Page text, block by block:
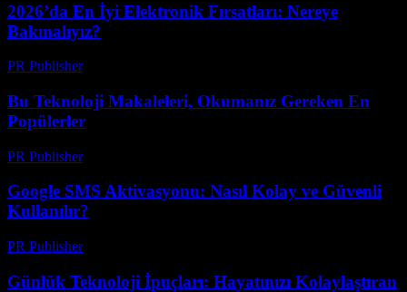
2026’da En İyi Elektronik Fırsatları: Nereye
Bakmalıyız?
PR Publisher-
Bu Teknoloji Makaleleri, Okumanız Gereken En
Popülerler
PR Publisher-
Google SMS Aktivasyonu: Nasıl Kolay ve Güvenli
Kullanılır?
PR Publisher-
Günlük Teknoloji İpuçları: Hayatınızı Kolaylaştıran